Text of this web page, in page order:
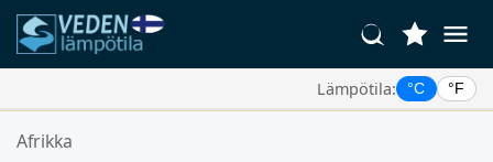
Lämpötila: °C °F
Suosikkipaikkasi:
Afrikka